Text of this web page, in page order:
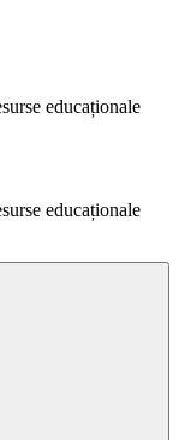
educaționale
educaționale